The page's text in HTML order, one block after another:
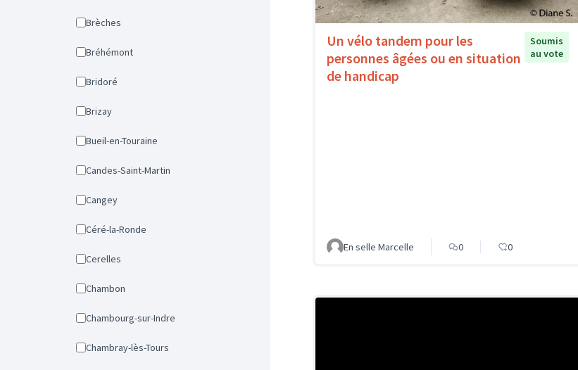
Brèches
Bréhémont
Bridoré
Brizay
Bueil-en-Touraine
Candes-Saint-Martin
Cangey
Céré-la-Ronde
Cerelles
Chambon
Chambourg-sur-Indre
Chambray-lès-Tours
Un vélo tandem pour les
personnes âgées ou en situation
de handicap
Soumis
au vote
En selle Marcelle 0 0